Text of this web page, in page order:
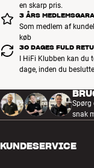
en skarp pris.
3 ÅRS
Som medlem af
køb
30 DAGES FULD
I HiFi Klubben kan
dage, inden du
Spørg
snak
KUNDESERVICE